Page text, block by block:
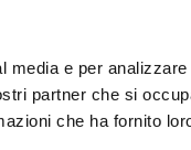
media e per analizzare
partner che si
che ha fornito